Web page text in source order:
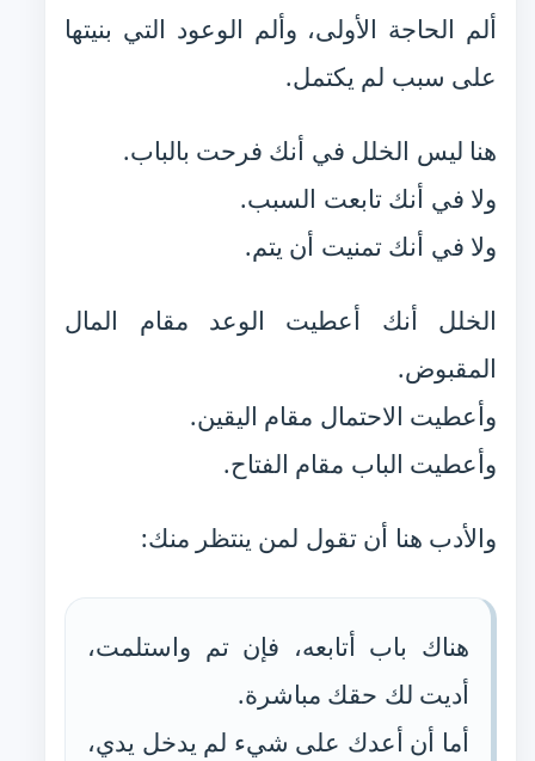
ألم الحاجة الأولى، وألم الوعود التي بنيتها
على سبب لم يكتمل.
هنا ليس الخلل في أنك فرحت بالباب.
ولا في أنك تابعت السبب.
ولا في أنك تمنيت أن يتم.
الخلل أنك أعطيت الوعد مقام المال
المقبوض.
وأعطيت الاحتمال مقام اليقين.
وأعطيت الباب مقام الفتاح.
والأدب هنا أن تقول لمن ينتظر منك:
هناك باب أتابعه، فإن تم واستلمت،
أديت لك حقك مباشرة.
أما أن أعدك على شيء لم يدخل يدي،